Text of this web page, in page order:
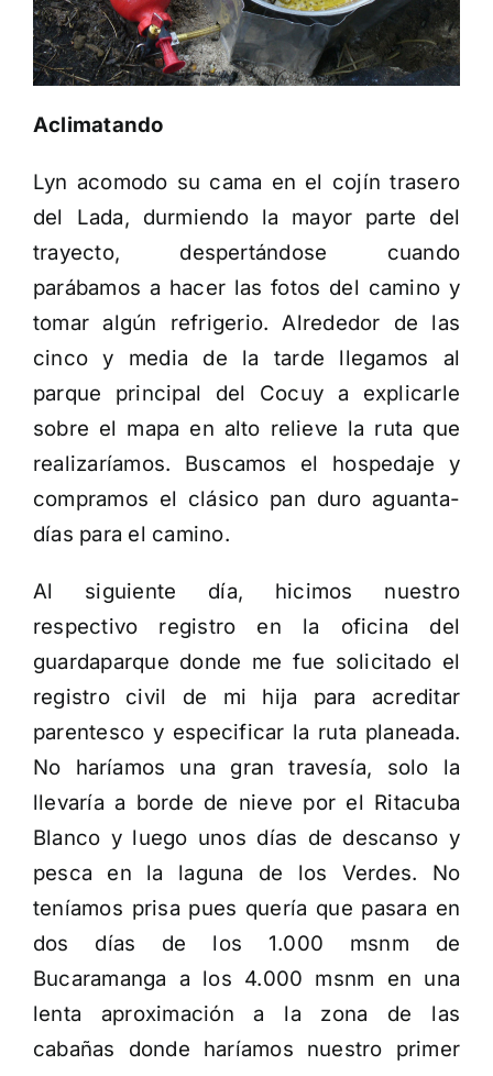
Aclimatando
Lyn acomodo su cama en el cojín trasero
del Lada, durmiendo la mayor parte del
trayecto, despertándose cuando
parábamos a hacer las fotos del camino y
tomar algún refrigerio. Alrededor de las
cinco y media de la tarde llegamos al
parque principal del Cocuy a explicarle
sobre el mapa en alto relieve la ruta que
realizaríamos. Buscamos el hospedaje y
compramos el clásico pan duro aguanta-
días para el camino.
Al siguiente día, hicimos nuestro
respectivo registro en la oficina del
guardaparque donde me fue solicitado el
registro civil de mi hija para acreditar
parentesco y especificar la ruta planeada.
No haríamos una gran travesía, solo la
llevaría a borde de nieve por el Ritacuba
Blanco y luego unos días de descanso y
pesca en la laguna de los Verdes. No
teníamos prisa pues quería que pasara en
dos días de los 1.000 msnm de
Bucaramanga a los 4.000 msnm en una
lenta aproximación a la zona de las
cabañas donde haríamos nuestro primer